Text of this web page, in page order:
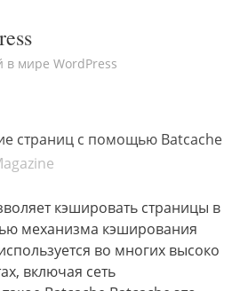
в мире WordPress
страниц с помощью Batcache
кэшировать страницы в
механизма кэширования
во многих высоко
включая сеть